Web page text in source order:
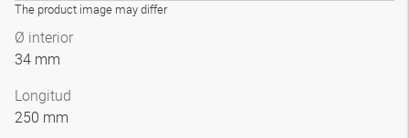
The product image may differ
Ø interior
34 mm
Longitud
250 mm